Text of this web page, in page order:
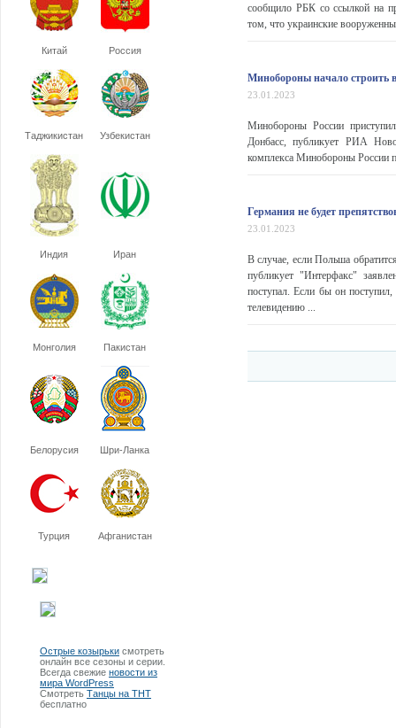
Китай Россия
Таджикистан Узбекистан
Индия Иран
Монголия Пакистан
Белорусия Шри-Ланка
Турция Афганистан
Острые козырьки смотреть
онлайн все сезоны и серии.
Всегда свежие новости из
мира WordPress
Смотреть Танцы на ТНТ
бесплатно
сообщило РБК со ссылкой на
том, что украинские
Минобороны начало строить
23.01.2023
Минобороны России
Донбасс, публикует РИА
комплекса Минобороны России
Германия не будет
23.01.2023
В случае, если Польша
публикует "Интерфакс"
поступал. Если бы он
телевидению ...